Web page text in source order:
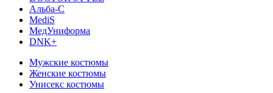
Альба-С
MediS
МедУниформа
DNK+
Мужские костюмы
Женские костюмы
Унисекс костюмы